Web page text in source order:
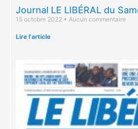
Journal LE LIBÉRAL du
15 octobre 2022 Aucun commentaire
Lire l'article